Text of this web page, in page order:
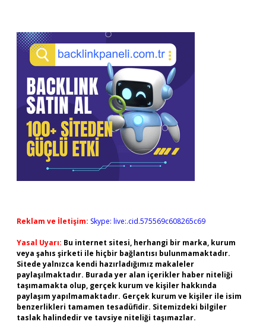
Reklam ve İletişim: Skype: live:.cid.575569c608265c69
Yasal Uyarı: Bu internet sitesi, herhangi bir marka, kurum
veya şahıs şirketi ile hiçbir bağlantısı bulunmamaktadır.
Sitede yalnızca kendi hazırladığımız makaleler
paylaşılmaktadır. Burada yer alan içerikler haber niteliği
taşımamakta olup, gerçek kurum ve kişiler hakkında
paylaşım yapılmamaktadır. Gerçek kurum ve kişiler ile isim
benzerlikleri tamamen tesadüfidir. Sitemizdeki bilgiler
taslak halindedir ve tavsiye niteliği taşımazlar.